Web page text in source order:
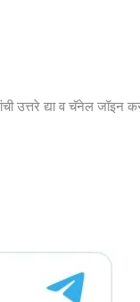
उत्तरे द्या व चॅनेल जॉइन